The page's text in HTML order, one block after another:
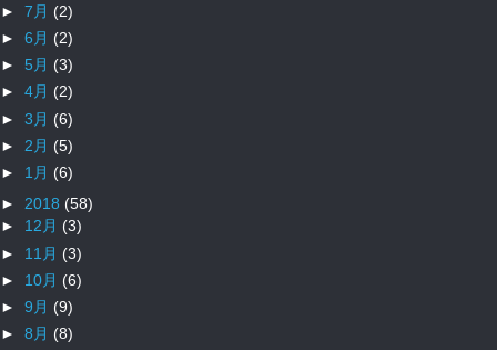
► 7月 (2)
► 6月 (2)
► 5月 (3)
► 4月 (2)
► 3月 (6)
► 2月 (5)
► 1月 (6)
► 2018 (58)
► 12月 (3)
► 11月 (3)
► 10月 (6)
► 9月 (9)
► 8月 (8)